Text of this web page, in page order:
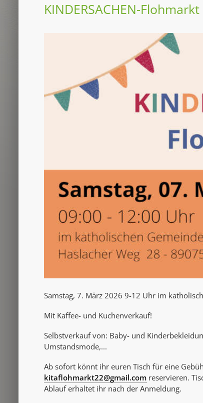
KINDERSACHEN-Flohmarkt
Samstag, 7. März 2026 9-12 Uhr im
Mit Kaffee- und Kuchenverkauf!
Selbstverkauf von: Baby- und
Umstandsmode,...
Ab sofort könnt ihr euren Tisch für eine
kitaflohmarkt22@gmail.comreservieren.
Ablauf erhaltet ihr nach der Anmeldung.